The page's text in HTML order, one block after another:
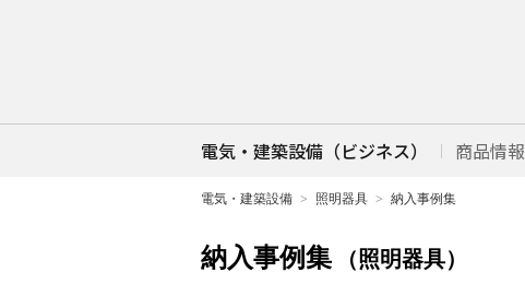
電気・建築設備（ビジネス） 商品情報
電気・建築設備 照明器具 納入事例集
納入事例集 （照明器具）